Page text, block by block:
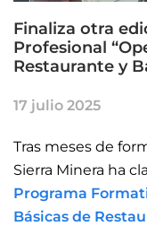
Finaliza otra
Profesional
Restaurante y
17 julio 2025
Tras meses de
Sierra Minera ha
Programa
Básicas de